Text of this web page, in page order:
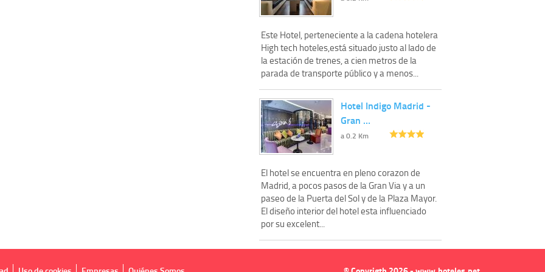
Este Hotel, perteneciente a la cadena hotelera
High tech hoteles,está situado justo al lado de
la estación de trenes, a cien metros de la
parada de transporte público y a menos...
Hotel Indigo Madrid -
Gran …
a 0.2 Km
El hotel se encuentra en pleno corazon de
Madrid, a pocos pasos de la Gran Via y a un
paseo de la Puerta del Sol y de la Plaza Mayor.
El diseño interior del hotel esta influenciado
por su excelent...